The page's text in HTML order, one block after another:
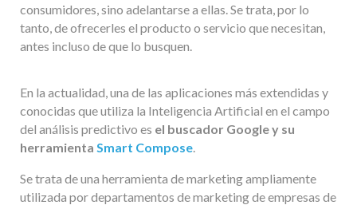
consumidores, sino adelantarse a ellas. Se trata, por lo
tanto, de ofrecerles el producto o servicio que necesitan,
antes incluso de que lo busquen.
En la actualidad, una de las aplicaciones más extendidas y
conocidas que utiliza la Inteligencia Artificial en el campo
del análisis predictivo es el buscador Google y su
herramienta Smart Compose
Se trata de una herramienta de marketing ampliamente
utilizada por departamentos de marketing de empresas de